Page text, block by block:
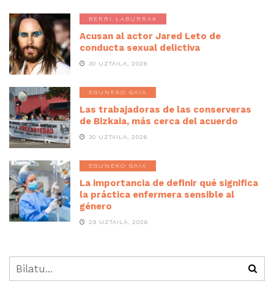
BERRI LABURRAK
Acusan al actor Jared Leto de
conducta sexual delictiva
30 UZTAILA, 2026
EGUNEKO GAIA
Las trabajadoras de las conserveras
de Bizkaia, más cerca del acuerdo
30 UZTAILA, 2026
EGUNEKO GAIA
La importancia de definir qué significa
la práctica enfermera sensible al
género
29 UZTAILA, 2026